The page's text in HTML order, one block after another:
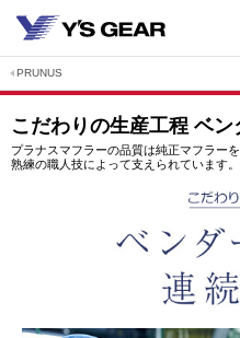
PRUNUS
こだわりの生産工程 ベ
プラナスマフラーの品質は純正マフラー
熟練の職人技によって支えられています。